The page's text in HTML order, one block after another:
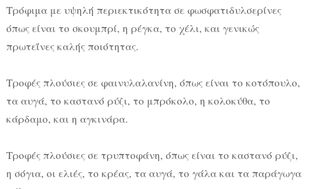
Τρόφιμα με υψηλή περιεκτικότητα σε φωσφατιδυλσερίνες
όπως είναι το σκουμπρί, η ρέγκα, το χέλι, και γενικώς
πρωτεΐνες καλής ποιότητας.
Τροφές πλούσιες σε φαινυλαλανίνη, όπως είναι το κοτόπουλο,
τα αυγά, το καστανό ρύζι, το μπρόκολο, η κολοκύθα, το
κάρδαμο, και η αγκινάρα.
Τροφές πλούσιες σε τρυπτοφάνη, όπως είναι το καστανό ρύζι,
η σόγια, οι ελιές, το κρέας, τα αυγά, το γάλα και τα παράγωγα